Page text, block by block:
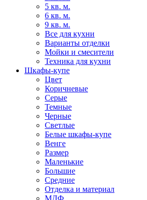
5 кв. м.
6 кв. м.
9 кв. м.
Все для кухни
Варианты отделки
Мойки и смесители
Техника для кухни
Шкафы-купе
Цвет
Коричневые
Серые
Темные
Черные
Светлые
Белые шкафы-купе
Венге
Размер
Маленькие
Большие
Средние
Отделка и материал
МДФ